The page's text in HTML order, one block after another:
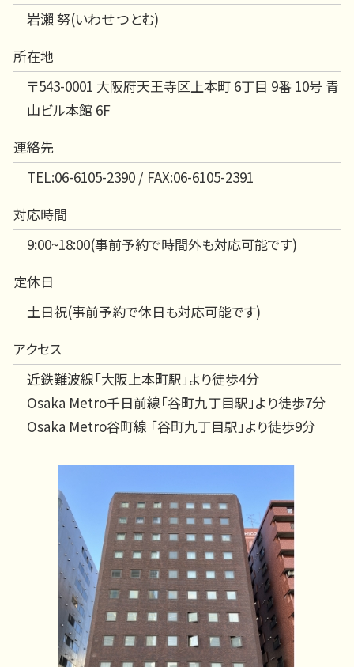
岩瀨 努(いわせ つとむ)
所在地
〒543-0001 大阪府天王寺区上本町 6丁目 9番 10号 青
山ビル本館 6F
連絡先
TEL:06-6105-2390 / FAX:06-6105-2391
対応時間
9:00~18:00(事前予約で時間外も対応可能です)
定休日
土日祝(事前予約で休日も対応可能です)
アクセス
近鉄難波線「大阪上本町駅」より徒歩4分
Osaka Metro千日前線「谷町九丁目駅」より徒歩7分
Osaka Metro谷町線 「谷町九丁目駅」より徒歩9分